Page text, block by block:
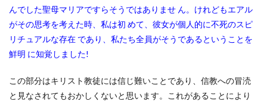
んでした聖母マリアですらそうではありませ ん。けれどもエアル
がその思考を考えた時、私は初 めて、彼女が個人的に不死のスピ
リチュアルな存在 であり、私たち全員がそうであるということを
鮮明 に知覚しました!
この部分はキリスト教徒には信じ難いことであり、信教への冒涜
と見なされてもおかしくないと思います。これがあることにより